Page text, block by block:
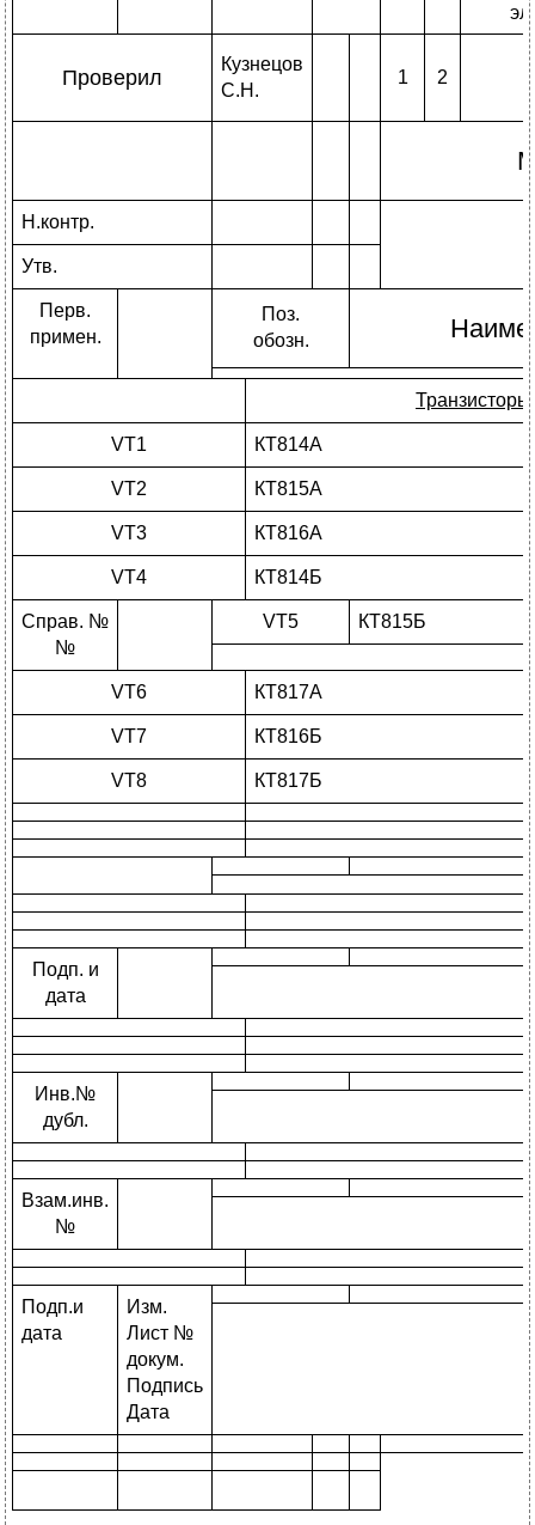
Проверил
Кузнецов
С.Н.
1 2
Н.контр.
Утв.
Перв.
примен.
Поз.
обозн.
Транзисторы
VT1 КТ814А
VT2 КТ815А
VT3 КТ816А
VT4 КТ814Б
Справ. №
№
VT5 КТ815Б
VT6 КТ817А
VT7 КТ816Б
VT8 КТ817Б
Подп. и
дата
Инв.№
дубл.
Взам.инв.
№
Подп.и
дата
Изм.
Лист №
докум.
Подпись
Дата